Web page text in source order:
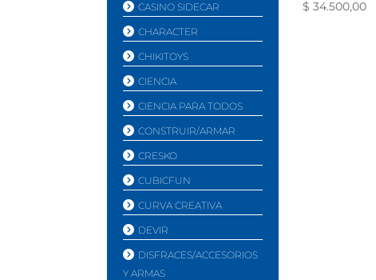
$ 34.500,00
CASINO SIDECAR
CHARACTER
CHIKITOYS
CIENCIA
CIENCIA PARA TODOS
CONSTRUIR/ARMAR
CRESKO
CUBICFUN
CURVA CREATIVA
DEVIR
DISFRACES/ACCESORIOS
Y ARMAS